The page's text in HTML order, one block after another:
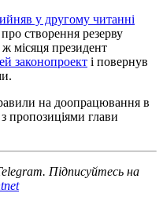
у другому читанні
створення резерву
місяця президент
законопроект і повернув
на доопрацювання в
пропозиціями глави
Підписуйтесь на